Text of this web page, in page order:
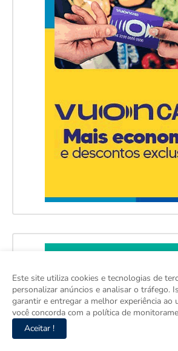
Este site utiliza cookies e tecnologias de
personalizar anúncios e analisar o tráfego.
garantir e entregar a melhor experiência ao
você concorda com a política de
Aceitar !